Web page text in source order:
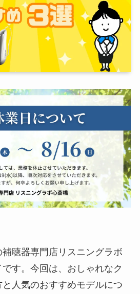
聴器専門店リスニングラボ
す。今回は、おしゃれなク
人気のおすすめモデルにつ